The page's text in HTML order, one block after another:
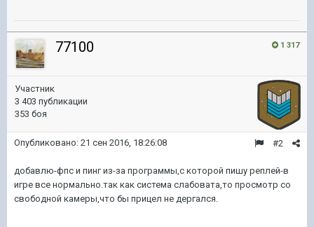
1 317
77100
Участник
3 403 публикации
353 боя
#2
Опубликовано: 21 сен 2016, 18:26:08
добавлю-фпс и пинг из-за программы,с которой пишу реплей-в
игре все нормально.так как система слабовата,то просмотр со
свободной камеры,что бы прицел не дергался.